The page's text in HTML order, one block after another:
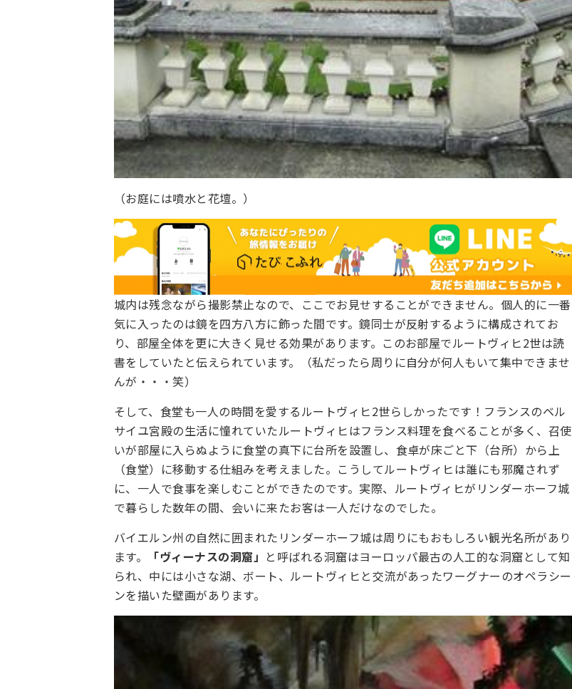
（お庭には噴水と花壇。）
城内は残念ながら撮影禁止なので、ここでお見せすることができません。個人的に一番
気に入ったのは鏡を四方八方に飾った間です。鏡同士が反射するように構成されてお
り、部屋全体を更に大きく見せる効果があります。このお部屋でルートヴィヒ2世は読
書をしていたと伝えられています。（私だったら周りに自分が何人もいて集中できませ
んが・・・笑）
そして、食堂も一人の時間を愛するルートヴィヒ2世らしかったです！フランスのベル
サイユ宮殿の生活に憧れていたルートヴィヒはフランス料理を食べることが多く、召使
いが部屋に入らぬように食堂の真下に台所を設置し、食卓が床ごと下（台所）から上
（食堂）に移動する仕組みを考えました。こうしてルートヴィヒは誰にも邪魔されず
に、一人で食事を楽しむことができたのです。実際、ルートヴィヒがリンダーホーフ城
で暮らした数年の間、会いに来たお客は一人だけなのでした。
バイエルン州の自然に囲まれたリンダーホーフ城は周りにもおもしろい観光名所があり
ます。
「ヴィーナスの洞窟」 と呼ばれる洞窟はヨーロッパ最古の人工的な洞窟として知
られ、中には小さな湖、ボート、ルートヴィヒと交流があったワーグナーのオペラシー
ンを描いた壁画があります。